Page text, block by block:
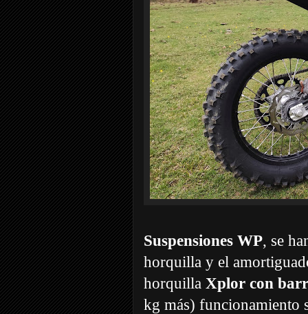
Suspensiones WP, se
horquilla y el
horquilla Xplor con
kg más) funcionamiento